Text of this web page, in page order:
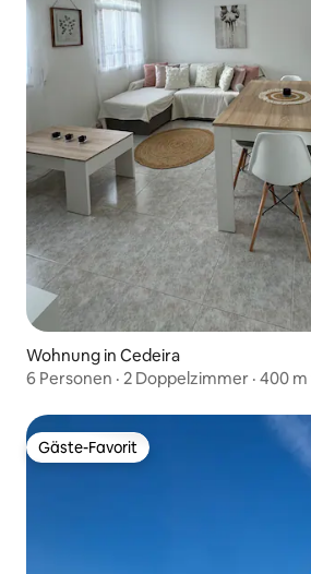
Wohnung in Cedeira
6 Personen · 2 Doppelzimmer · 400
Gäste-Favorit
Gäste-Favorit